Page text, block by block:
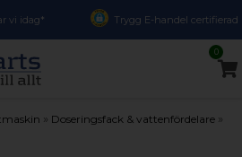
vi idag* Trygg E-handel certifierad
0
» Doseringsfack & vattenfördelare »